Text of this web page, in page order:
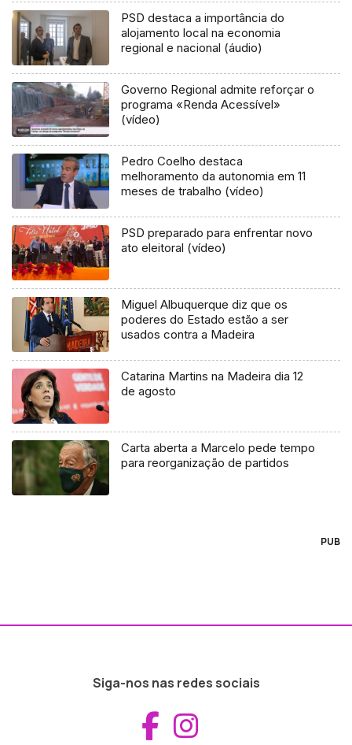
PSD destaca a importância do
alojamento local na economia
regional e nacional (áudio)
Governo Regional admite reforçar o
programa «Renda Acessível»
(vídeo)
Pedro Coelho destaca
melhoramento da autonomia em 11
meses de trabalho (vídeo)
PSD preparado para enfrentar novo
ato eleitoral (vídeo)
Miguel Albuquerque diz que os
poderes do Estado estão a ser
usados contra a Madeira
Catarina Martins na Madeira dia 12
de agosto
Carta aberta a Marcelo pede tempo
para reorganização de partidos
PUB
Siga-nos nas redes sociais
Aceder ao